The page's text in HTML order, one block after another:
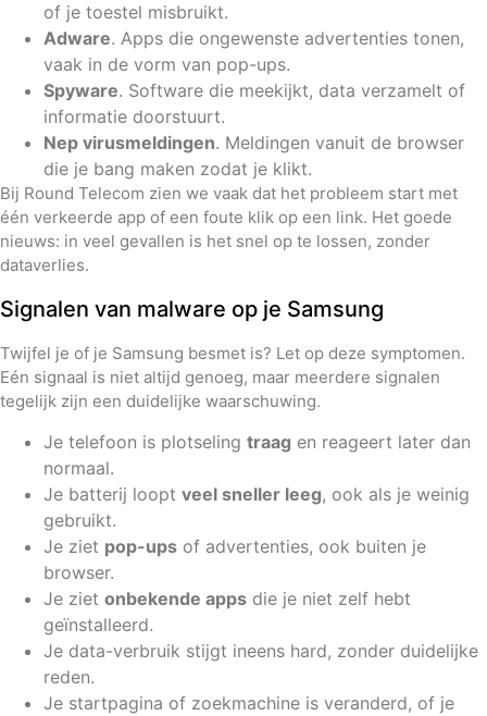
of je toestel misbruikt.
Adware. Apps die ongewenste advertenties tonen,
vaak in de vorm van pop-ups.
Spyware. Software die meekijkt, data verzamelt of
informatie doorstuurt.
Nep virusmeldingen. Meldingen vanuit de browser
die je bang maken zodat je klikt.
Bij Round Telecom zien we vaak dat het probleem start met
één verkeerde app of een foute klik op een link. Het goede
nieuws: in veel gevallen is het snel op te lossen, zonder
dataverlies.
Signalen van malware op je Samsung
Twijfel je of je Samsung besmet is? Let op deze symptomen.
Eén signaal is niet altijd genoeg, maar meerdere signalen
tegelijk zijn een duidelijke waarschuwing.
Je telefoon is plotseling traag en reageert later dan
normaal.
Je batterij loopt veel sneller leeg, ook als je weinig
gebruikt.
Je ziet pop-ups of advertenties, ook buiten je
browser.
Je ziet onbekende apps die je niet zelf hebt
geïnstalleerd.
Je data-verbruik stijgt ineens hard, zonder duidelijke
reden.
Je startpagina of zoekmachine is veranderd, of je